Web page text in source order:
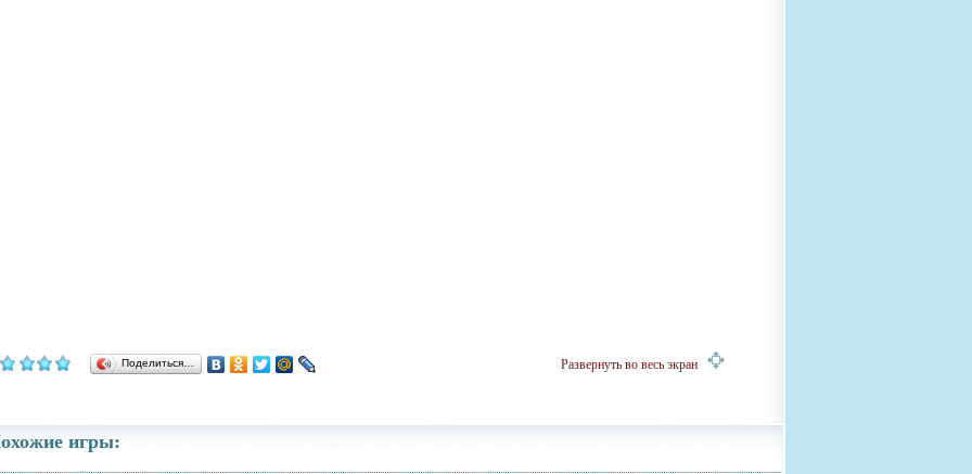
Поделиться… Развернуть во весь экран
игры: